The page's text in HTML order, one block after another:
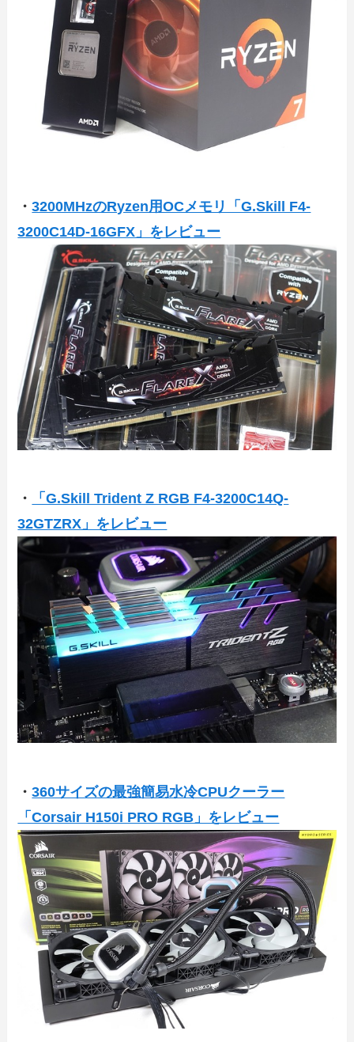
・3200MHzのRyzen用OCメモリ「G.Skill F4-
3200C14D-16GFX」をレビュー
・
「G.Skill Trident Z RGB F4-3200C14Q-
32GTZRX」をレビュー
・360サイズの最強簡易水冷CPUクーラー
「Corsair H150i PRO RGB」をレビュー